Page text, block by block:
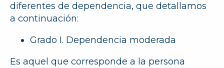
diferentes de dependencia, que detallamos
a continuación:
Grado I. Dependencia moderada
Es aquel que corresponde a la persona